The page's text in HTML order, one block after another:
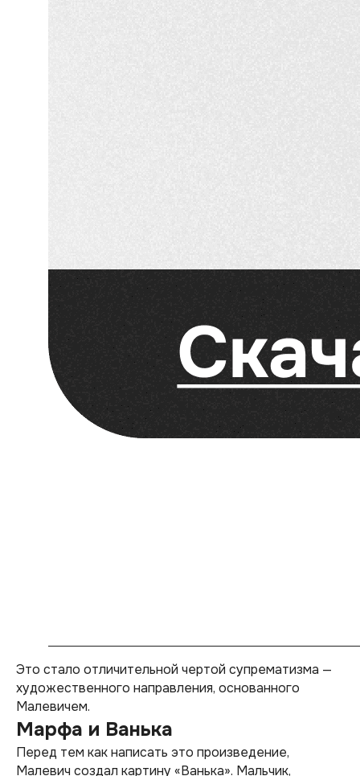
Это стало отличительной чертой супрематизма —
художественного направления, основанного
Малевичем.
Марфа и Ванька
Перед тем как написать это произведение,
Малевич создал картину «Ванька». Мальчик,